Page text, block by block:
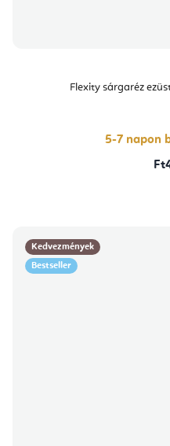
Flexity sárgaréz
5-7 napon
Kedvezmények
Bestseller